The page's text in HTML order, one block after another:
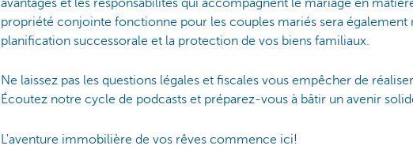
avantages et les responsabilités qui accompagnent le mariage en
propriété conjointe fonctionne pour les couples mariés sera également
planification successorale et la protection de vos biens familiaux.
Ne laissez pas les questions légales et fiscales vous empêcher de
Écoutez notre cycle de podcasts et préparez-vous à bâtir un avenir
L'aventure immobilière de vos rêves commence ici!